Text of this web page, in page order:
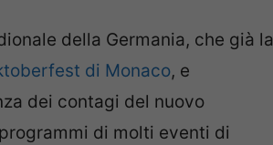
della Germania, che già la
di Monaco, e
dei contagi del nuovo
di molti eventi di